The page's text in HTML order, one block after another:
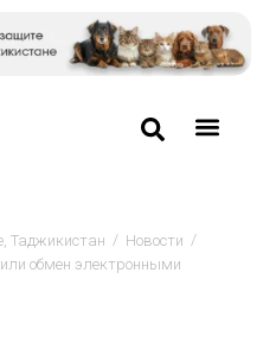
Таджикистан / Новости /
обмен электронными